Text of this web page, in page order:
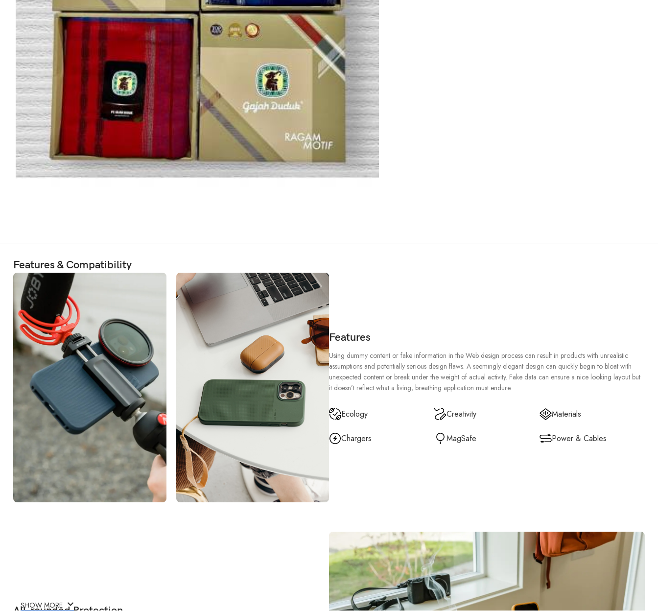
Features & Compatibility
Features
Using dummy content or fake information in the Web design process can result in products with unrealistic
assumptions and potentially serious design flaws. A seemingly elegant design can quickly begin to bloat with
unexpected content or break under the weight of actual activity. Fake data can ensure a nice looking layout but
it doesn’t reflect what a living, breathing application must endure.
Ecology
Chargers
Creativity
MagSafe
Materials
Power & Cables
SHOW MORE